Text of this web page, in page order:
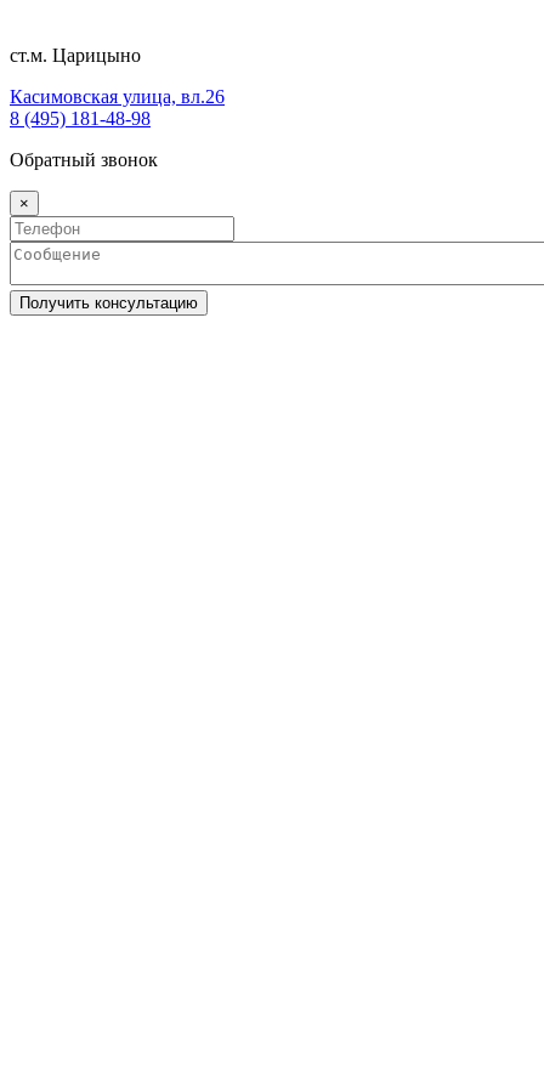
ст.м. Царицыно
Касимовская улица, вл.26
8 (495) 181-48-98
Обратный звонок
×
Получить консультацию